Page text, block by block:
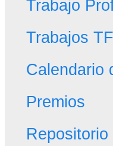
Trabajo
Trabajos
Calendario
Premios